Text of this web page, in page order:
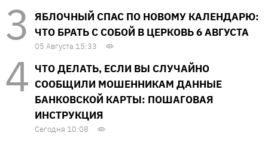
ЯБЛОЧНЫЙ СПАС ПО НОВОМУ КАЛЕНДАРЮ:
ЧТО БРАТЬ С СОБОЙ В ЦЕРКОВЬ 6 АВГУСТА
05 Августа 15:33
ЧТО ДЕЛАТЬ, ЕСЛИ ВЫ СЛУЧАЙНО
СООБЩИЛИ МОШЕННИКАМ ДАННЫЕ
БАНКОВСКОЙ КАРТЫ: ПОШАГОВАЯ
ИНСТРУКЦИЯ
Сегодня 10:08